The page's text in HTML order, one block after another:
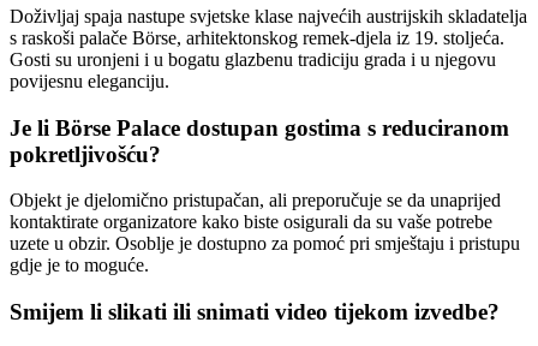
Doživljaj spaja nastupe svjetske klase najvećih austrijskih skladatelja
s raskoši palače Börse, arhitektonskog remek-djela iz 19. stoljeća.
Gosti su uronjeni i u bogatu glazbenu tradiciju grada i u njegovu
povijesnu eleganciju.
Je li Börse Palace dostupan gostima s reduciranom
pokretljivošću?
Objekt je djelomično pristupačan, ali preporučuje se da unaprijed
kontaktirate organizatore kako biste osigurali da su vaše potrebe
uzete u obzir. Osoblje je dostupno za pomoć pri smještaju i pristupu
gdje je to moguće.
Smijem li slikati ili snimati video tijekom izvedbe?